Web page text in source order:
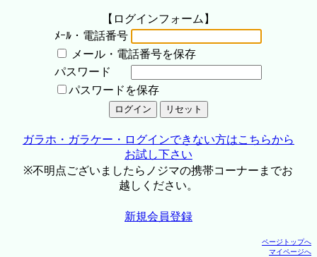
【ログインフォーム】
ﾒｰﾙ・電話番号
メール・電話番号を保存
パスワード
パスワードを保存
ガラホ・ガラケー・ログインできない方はこちらから
お試し下さい
※不明点ございましたらノジマの携帯コーナーまでお
越しください。
新規会員登録
ページトップへ
マイページへ